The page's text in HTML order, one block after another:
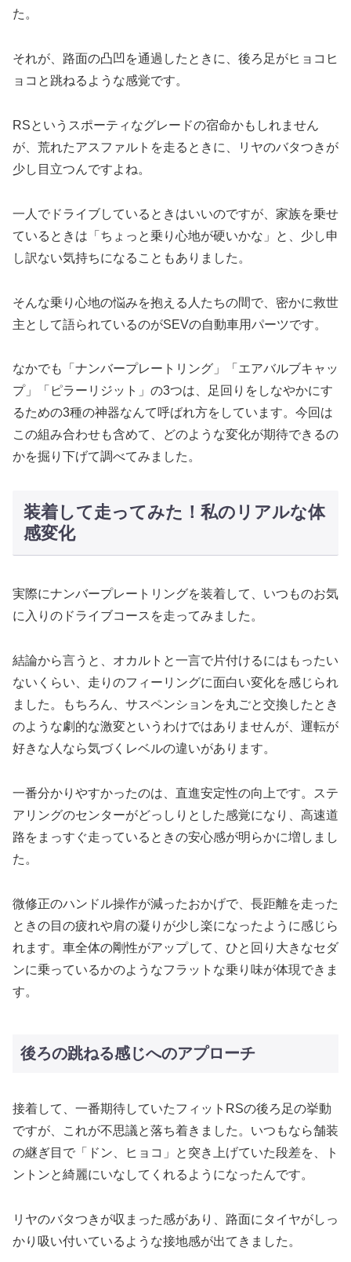
た。
それが、路面の凸凹を通過したときに、後ろ足がヒョコヒ
ョコと跳ねるような感覚です。
RSというスポーティなグレードの宿命かもしれません
が、荒れたアスファルトを走るときに、リヤのバタつきが
少し目立つんですよね。
一人でドライブしているときはいいのですが、家族を乗せ
ているときは「ちょっと乗り心地が硬いかな」と、少し申
し訳ない気持ちになることもありました。
そんな乗り心地の悩みを抱える人たちの間で、密かに救世
主として語られているのがSEVの自動車用パーツです。
なかでも「ナンバープレートリング」「エアバルブキャッ
プ」「ピラーリジット」の3つは、足回りをしなやかにす
るための3種の神器なんて呼ばれ方をしています。今回は
この組み合わせも含めて、どのような変化が期待できるの
かを掘り下げて調べてみました。
装着して走ってみた！私のリアルな体
感変化
実際にナンバープレートリングを装着して、いつものお気
に入りのドライブコースを走ってみました。
結論から言うと、オカルトと一言で片付けるにはもったい
ないくらい、走りのフィーリングに面白い変化を感じられ
ました。もちろん、サスペンションを丸ごと交換したとき
のような劇的な激変というわけではありませんが、運転が
好きな人なら気づくレベルの違いがあります。
一番分かりやすかったのは、直進安定性の向上です。ステ
アリングのセンターがどっしりとした感覚になり、高速道
路をまっすぐ走っているときの安心感が明らかに増しまし
た。
微修正のハンドル操作が減ったおかげで、長距離を走った
ときの目の疲れや肩の凝りが少し楽になったように感じら
れます。車全体の剛性がアップして、ひと回り大きなセダ
ンに乗っているかのようなフラットな乗り味が体現できま
す。
後ろの跳ねる感じへのアプローチ
接着して、一番期待していたフィットRSの後ろ足の挙動
ですが、これが不思議と落ち着きました。いつもなら舗装
の継ぎ目で「ドン、ヒョコ」と突き上げていた段差を、ト
ントンと綺麗にいなしてくれるようになったんです。
リヤのバタつきが収まった感があり、路面にタイヤがしっ
かり吸い付いているような接地感が出てきました。